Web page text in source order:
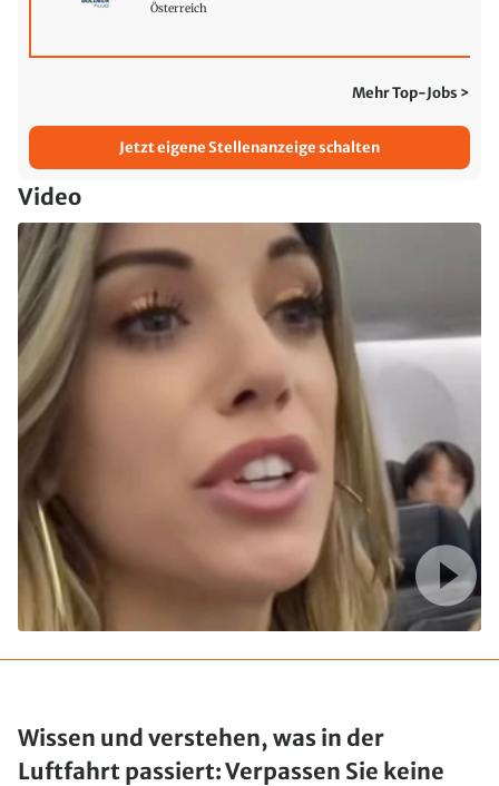
Österreich
Mehr Top-Jobs >
Jetzt eigene Stellenanzeige schalten
Video
Wissen und verstehen, was in der
Luftfahrt passiert: Verpassen Sie keine